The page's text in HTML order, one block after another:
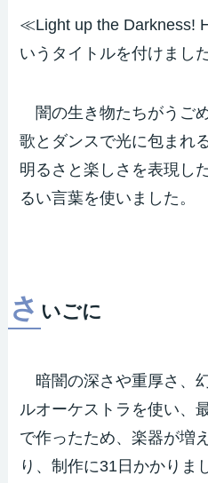
≪Light up the Darkness!
いうタイトルを付けました
闇の生き物たちがうご
歌とダンスで光に包まれ
明るさと楽しさを表現し
るい言葉を使いました。
さ いごに
暗闇の深さや重厚さ、
ルオーケストラを使い、
で作ったため、楽器が増
り、制作に31日かかりま